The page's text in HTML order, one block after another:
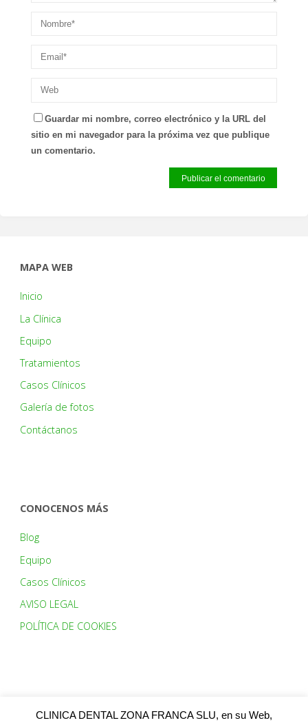
Guardar mi nombre, correo electrónico y la URL del
sitio en mi navegador para la próxima vez que publique
un comentario.
MAPA WEB
Inicio
La Clínica
Equipo
Tratamientos
Casos Clínicos
Galería de fotos
Contáctanos
CONOCENOS MÁS
Blog
Equipo
Casos Clínicos
AVISO LEGAL
POLÍTICA DE COOKIES
CLINICA DENTAL ZONA FRANCA SLU, en su Web,